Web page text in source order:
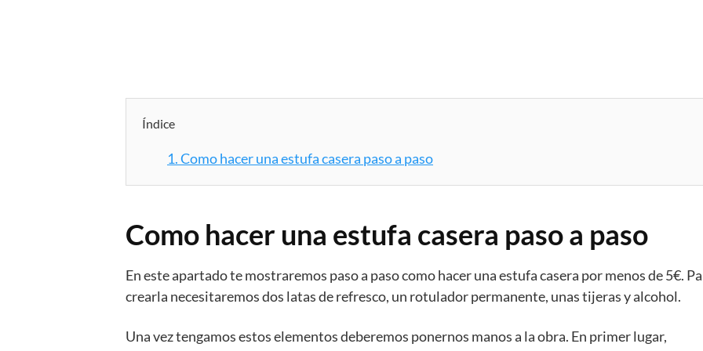
Índice
1.Como hacer una estufa casera paso a paso
Como hacer una estufa casera paso a paso
En este apartado te mostraremos paso a paso como hacer una estufa casera por menos de 5€.
crearla necesitaremos dos latas de refresco, un rotulador permanente, unas tijeras y alcohol.
Una vez tengamos estos elementos deberemos ponernos manos a la obra. En primer lugar,